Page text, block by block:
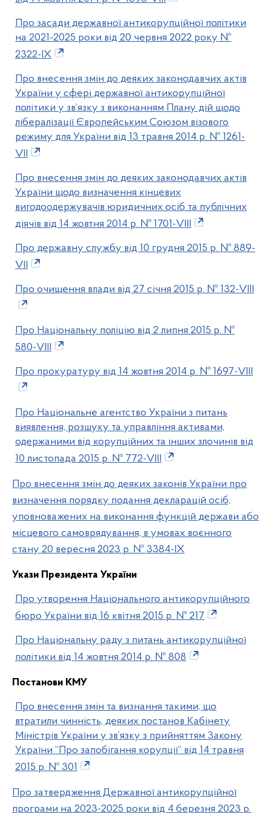
Про засади державної антикорупційної політики
на 2021-2025 роки від 20 червня 2022 року №
2322-IX
Про внесення змін до деяких законодавчих актів
України у сфері державної антикорупційної
політики у зв’язку з виконанням Плану дій щодо
лібералізації Європейським Союзом візового
режиму для України від 13 травня 2014 р. № 1261-
VII
Про внесення змін до деяких законодавчих актів
України щодо визначення кінцевих
вигодоодержувачів юридичних осіб та публічних
діячів від 14 жовтня 2014 р. № 1701-VIII
Про державну службу від 10 грудня 2015 р. № 889-
VII
Про очищення влади від 27 січня 2015 р. № 132-VIIІ
Про Національну поліцію від 2 липня 2015 р. №
580-VIII
Про прокуратуру від 14 жовтня 2014 р. № 1697-VIII
Про Національне агентство України з питань
виявлення, розшуку та управління активами,
одержаними від корупційних та інших злочинів від
10 листопада 2015 р. № 772-VIII
Про внесення змін до деяких законів України про
визначення порядку подання декларацій осіб,
уповноважених на виконання функцій держави або
місцевого самоврядування, в умовах воєнного
стану 20 вересня 2023 р. № 3384-IX
Укази Президента України
Про утворення Національного антикорупційного
бюро України від 16 квітня 2015 р. № 217
Про Національну раду з питань антикорупційної
політики від 14 жовтня 2014 р. № 808
Постанови КМУ
Про внесення змін та визнання такими, що
втратили чинність, деяких постанов Кабінету
Міністрів України у зв’язку з прийняттям Закону
України “Про запобігання корупції” від 14 травня
2015 р. № 301
Про затвердження Державної антикорупційної
програми на 2023-2025 роки від 4 березня 2023 р.